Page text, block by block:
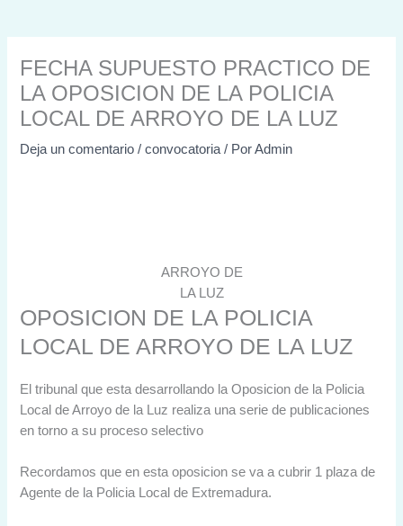
FECHA SUPUESTO PRACTICO DE
LA OPOSICION DE LA POLICIA
LOCAL DE ARROYO DE LA LUZ
Deja un comentario /convocatoria/ PorAdmin
ARROYO DE
LA LUZ
OPOSICION DE LA POLICIA
LOCAL DE ARROYO DE LA LUZ
El tribunal que esta desarrollando la Oposicion de la Policia
Local de Arroyo de la Luz realiza una serie de publicaciones
en torno a su proceso selectivo
Recordamos que en esta oposicion se va a cubrir 1 plaza de
Agente de la Policia Local de Extremadura.